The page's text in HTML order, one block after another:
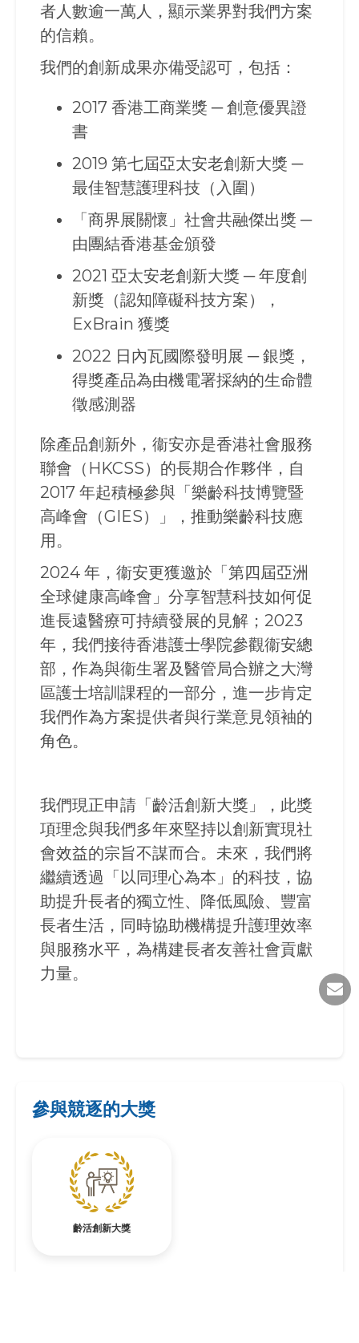
者人數逾一萬人，顯示業界對我們方案
的信賴。
我們的創新成果亦備受認可，包括：
2017 香港工商業獎 ─ 創意優異證
書
2019 第七屆亞太安老創新大獎 ─
最佳智慧護理科技（入圍）
「商界展關懷」社會共融傑出獎 ─
由團結香港基金頒發
2021 亞太安老創新大獎 ─ 年度創
新獎（認知障礙科技方案），
ExBrain 獲獎
2022 日內瓦國際發明展 ─ 銀獎，
得獎產品為由機電署採納的生命體
徵感測器
除產品創新外，衞安亦是香港社會服務
聯會（HKCSS）的長期合作夥伴，自
2017 年起積極參與「樂齡科技博覽暨
高峰會（GIES）」，推動樂齡科技應
用。
2024 年，衞安更獲邀於「第四屆亞洲
全球健康高峰會」分享智慧科技如何促
進長遠醫療可持續發展的見解；2023
年，我們接待香港護士學院參觀衞安總
部，作為與衞生署及醫管局合辦之大灣
區護士培訓課程的一部分，進一步肯定
我們作為方案提供者與行業意見領袖的
角色。
我們現正申請「齡活創新大獎」，此獎
項理念與我們多年來堅持以創新實現社
會效益的宗旨不謀而合。未來，我們將
繼續透過「以同理心為本」的科技，協
助提升長者的獨立性、降低風險、豐富
長者生活，同時協助機構提升護理效率
與服務水平，為構建長者友善社會貢獻
力量。
參與競逐的大獎
齡活創新大獎